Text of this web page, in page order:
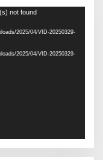
not found
2025/04/VID-20250329-
2025/04/VID-20250329-